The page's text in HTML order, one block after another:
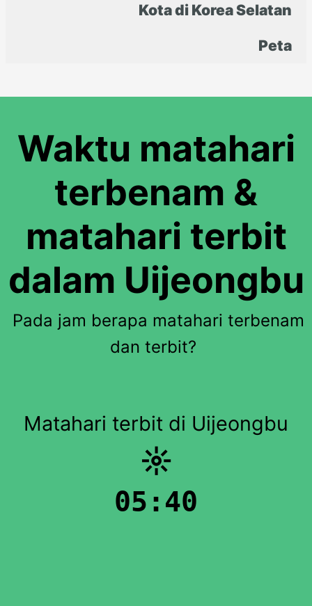
Kota di Korea Selatan
Peta
Waktu matahari
terbenam &
matahari terbit
dalam Uijeongbu
Pada jam berapa matahari terbenam
dan terbit?
Matahari terbit di Uijeongbu
☼
05:40